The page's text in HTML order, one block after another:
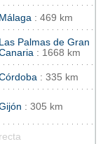
Málaga : 469 km
Las Palmas de Gran
: 1668 km
: 335 km
: 305 km